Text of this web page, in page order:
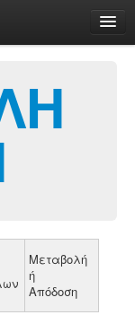
Μεταβολή
ή
Απόδοση